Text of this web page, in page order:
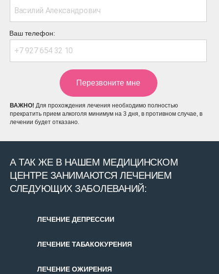
Ваш телефон:
ВАЖНО! Для прохождения лечения необходимо полностью
прекратить прием алкоголя минимум на 3 дня, в противном случае, в
лечении будет отказано.
А ТАК ЖЕ В НАШЕМ МЕДИЦИНСКОМ
ЦЕНТРЕ ЗАНИМАЮТСЯ ЛЕЧЕНИЕМ
СЛЕДУЮЩИХ ЗАБОЛЕВАНИЙ:
ЛЕЧЕНИЕ ДЕПРЕССИИ
ЛЕЧЕНИЕ ТАБАКОКУРЕНИЯ
ЛЕЧЕНИЕ ОЖИРЕНИЯ